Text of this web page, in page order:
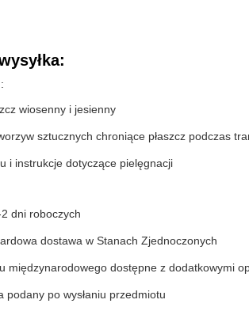
wiosenny i jesienny
sztucznych chroniące płaszcz podczas
i instrukcje dotyczące pielęgnacji
dni roboczych
dostawa w Stanach Zjednoczonych
międzynarodowego dostępne z dodatkowymi
podany po wysłaniu przedmiotu